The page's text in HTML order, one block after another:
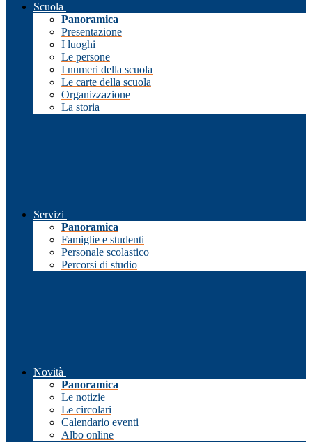
Scuola
Panoramica
Presentazione
I luoghi
Le persone
I numeri della scuola
Le carte della scuola
Organizzazione
La storia
Servizi
Panoramica
Famiglie e studenti
Personale scolastico
Percorsi di studio
Novità
Panoramica
Le notizie
Le circolari
Calendario eventi
Albo online